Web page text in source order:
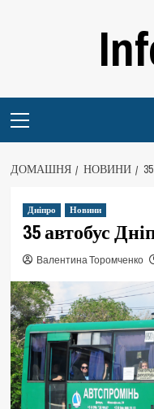
Menu
ДОМАШНЯ НОВИНИ
Дніпро Новини
35 автобус
Валентина Торомченко